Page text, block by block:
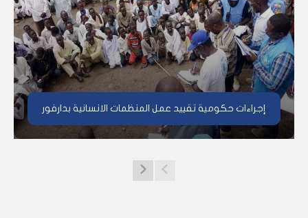
إجراءات حكومية تقييد عمل المنظمات الانسانية بدارفور